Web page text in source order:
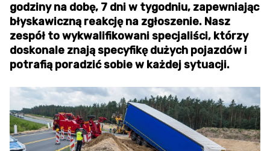
godziny na dobę, 7 dni w tygodniu, zapewniając
błyskawiczną reakcję na zgłoszenie. Nasz
zespół to wykwalifikowani specjaliści, którzy
doskonale znają specyfikę dużych pojazdów i
potrafią poradzić sobie w każdej sytuacji.